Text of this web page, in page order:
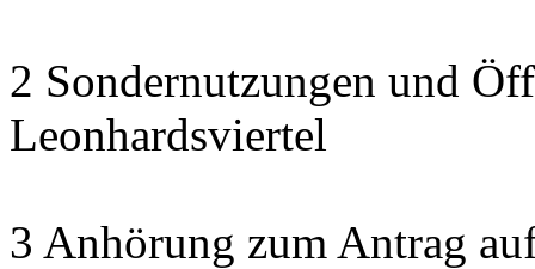
2 Sondernutzungen und
Leonhardsviertel
3 Anhörung zum Antrag